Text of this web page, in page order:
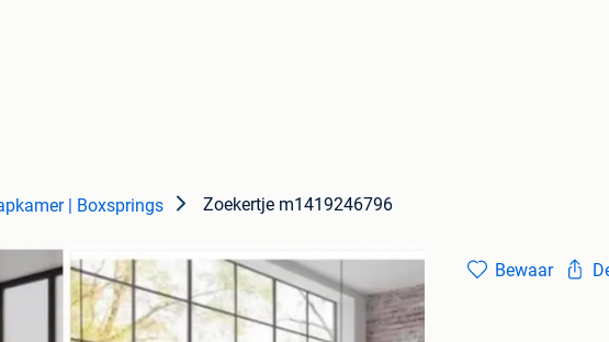
| Boxsprings Zoekertje m1419246796
Bewaar